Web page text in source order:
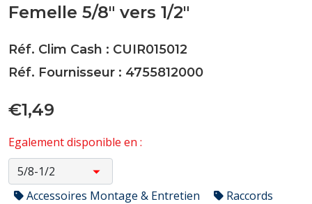
Femelle 5/8" vers 1/2"
Réf. Clim Cash : CUIR015012
Réf. Fournisseur : 4755812000
€1,49
Egalement disponible en :
Accessoires Montage & Entretien
Raccords